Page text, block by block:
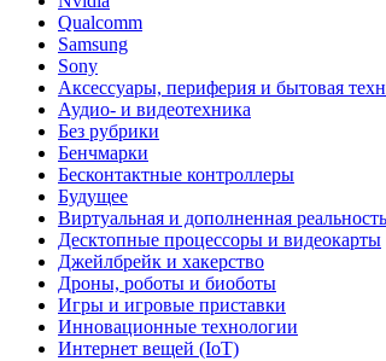
Qualcomm
Samsung
Sony
Аксессуары, периферия и бытовая
Аудио- и видеотехника
Без рубрики
Бенчмарки
Бесконтактные контроллеры
Будущее
Виртуальная и дополненная реальность
Десктопные процессоры и видеокарты
Джейлбрейк и хакерство
Дроны, роботы и биоботы
Игры и игровые приставки
Инновационные технологии
Интернет вещей (IoT)